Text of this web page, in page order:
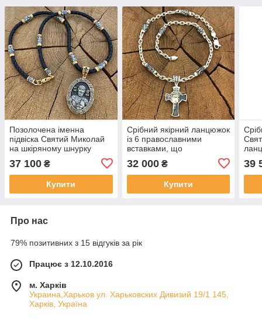
Позолочена іменна
підвіска Святий Миколай
на шкіряному шнурку
37 100 ₴
Купити
Срібний якірний ланцюжок
із 6 православними
вставками, що
зображують лики Святих і
хрестом
32 000₴
Купити
39
Про нас
79% позитивних з 15 відгуків за рік
Працює з 12.10.2016
м. Харків
Украина,Харьков ул. Харьковских Дивизий 19/1 145,
Харків, Україна